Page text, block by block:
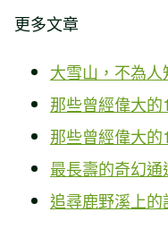
更多文章
大雪山，不為
那些曾經偉大
那些曾經偉大
最長壽的奇幻通
追尋鹿野溪上的